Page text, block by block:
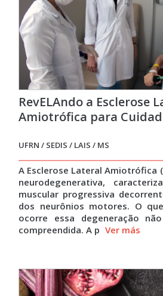
RevELAndo a Esclerose
Amiotrófica para
UFRN / SEDIS / LAIS / MS
A Esclerose Lateral Amiotrófica
neurodegenerativa,
muscular progressiva
dos neurônios motores. O
ocorre essa degeneração
compreendida. A p Ver más